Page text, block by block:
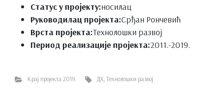
Статус у пројекту:носилац
Руководилац пројекта:Срђан Рончевић
Врста пројекта:Технолошки развој
Период реализације пројекта:2011.-2019.
Крај пројекта 2019. ДХ ,Технолошки развој